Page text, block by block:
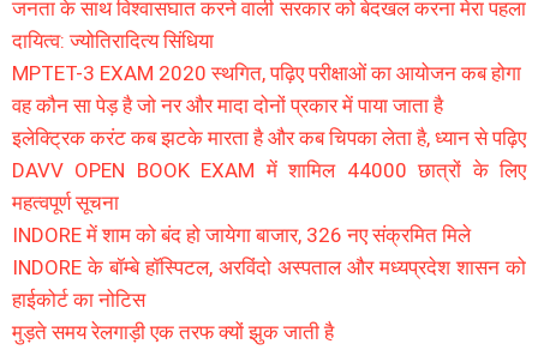
जनता के साथ विश्वासघात करने वाली सरकार को बेदखल करना मेरा पहला
दायित्व: ज्योतिरादित्य सिंधिया
MPTET-3 EXAM 2020 स्थगित, पढ़िए परीक्षाओं का आयोजन कब होगा
वह कौन सा पेड़ है जो नर और मादा दोनों प्रकार में पाया जाता है
इलेक्ट्रिक करंट कब झटके मारता है और कब चिपका लेता है, ध्यान से पढ़िए
DAVV OPEN BOOK EXAM में शामिल 44000 छात्रों के लिए
महत्वपूर्ण सूचना
INDORE में शाम को बंद हो जायेगा बाजार, 326 नए संक्रमित मिले
INDORE के बॉम्बे हॉस्पिटल, अरविंदो अस्पताल और मध्यप्रदेश शासन को
हाईकोर्ट का नोटिस
मुड़ते समय रेलगाड़ी एक तरफ क्यों झुक जाती है